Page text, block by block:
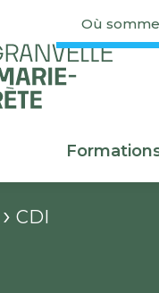
Où
› CDI